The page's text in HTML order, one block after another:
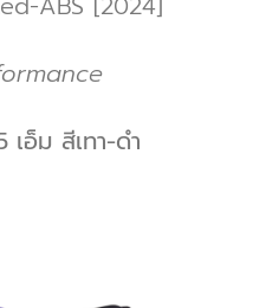
เอ็ม สีเทา-ดำ